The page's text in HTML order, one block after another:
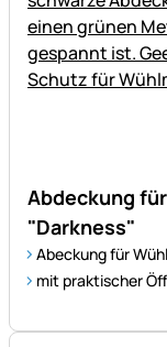
Abdeckung
"Darkness"
Abeckung für
mit praktischer